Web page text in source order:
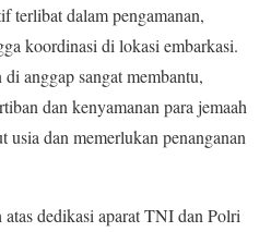
terlibat dalam pengamanan,
koordinasi di lokasi embarkasi.
anggap sangat membantu,
dan kenyamanan para jemaah
usia dan memerlukan penanganan
dedikasi aparat TNI dan Polri